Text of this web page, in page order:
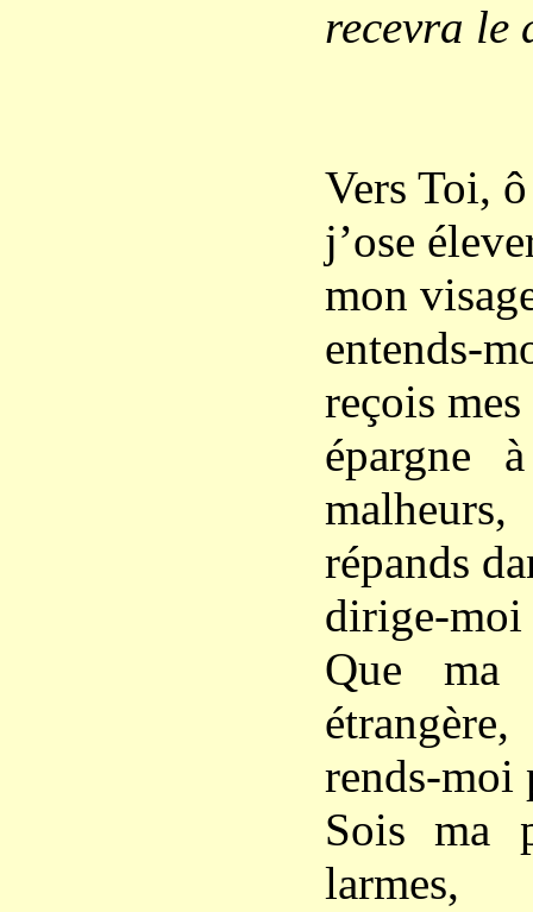
recevra le
Vers Toi,
j’ose
mon
entends-
reçois
épargne
malheurs,
répands
dirige-moi
Que ma
étrangère,
rends-moi
Sois ma
larmes,